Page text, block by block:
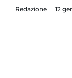
Redazione 12